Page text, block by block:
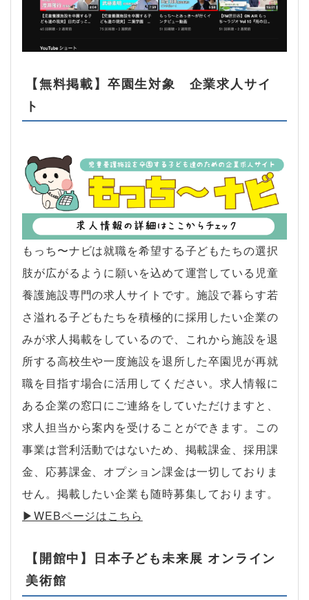
【無料掲載】卒園生対象 企業求人サイ
ト
もっち〜ナビは就職を希望する子どもたちの選択
肢が広がるように願いを込めて運営している児童
養護施設専門の求人サイトです。施設で暮らす若
さ溢れる子どもたちを積極的に採用したい企業の
みが求人掲載をしているので、これから施設を退
所する高校生や一度施設を退所した卒園児が再就
職を目指す場合に活用してください。求人情報に
ある企業の窓口にご連絡をしていただけますと、
求人担当から案内を受けることができます。この
事業は営利活動ではないため、掲載課金、採用課
金、応募課金、オプション課金は一切しておりま
せん。掲載したい企業も随時募集しております。
▶︎WEBページはこちら
【開館中】日本子ども未来展 オンライン
美術館